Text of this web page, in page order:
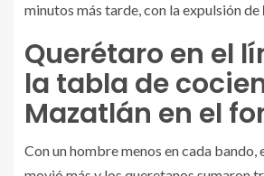
minutos más tarde, con la expulsión de
Querétaro en el
la tabla de
Mazatlán en el
Con un hombre menos en cada bando,